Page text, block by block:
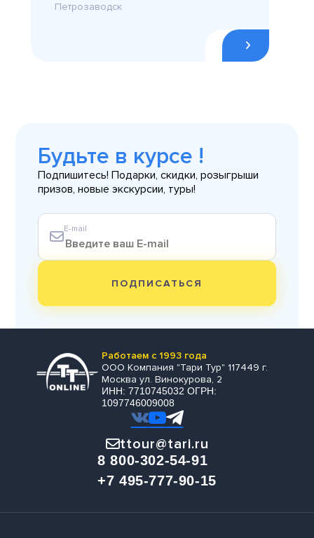
Петрозаводск
Будьте в курсе !
Подпишитесь! Подарки, скидки, розыгрыши
призов, новые экскурсии, туры!
E-mail
ПОДПИСАТЬСЯ
Работаем с 1993 года
ООО Компания "Тари Тур" 117449 г.
Москва ул. Винокурова, 2
ИНН: 7710745032 ОГРН:
1097746009008
ttour@tari.ru
8 800-302-54-91
+7 495-777-90-15